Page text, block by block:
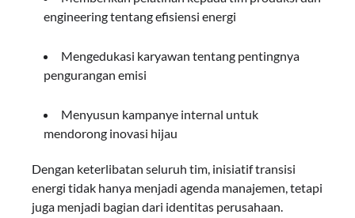
engineering tentang efisiensi energi
Mengedukasi karyawan tentang pentingnya
pengurangan emisi
Menyusun kampanye internal untuk
mendorong inovasi hijau
Dengan keterlibatan seluruh tim, inisiatif transisi
energi tidak hanya menjadi agenda manajemen, tetapi
juga menjadi bagian dari identitas perusahaan.